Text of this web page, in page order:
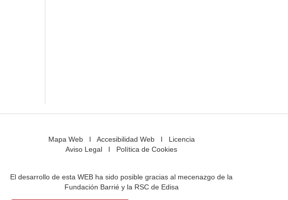
Mapa WebI Accesibilidad WebI Licencia
Aviso Legal I Política de Cookies
El desarrollo de esta WEB ha sido posible gracias al mecenazgo de la
Fundación Barrié y la RSC de Edisa